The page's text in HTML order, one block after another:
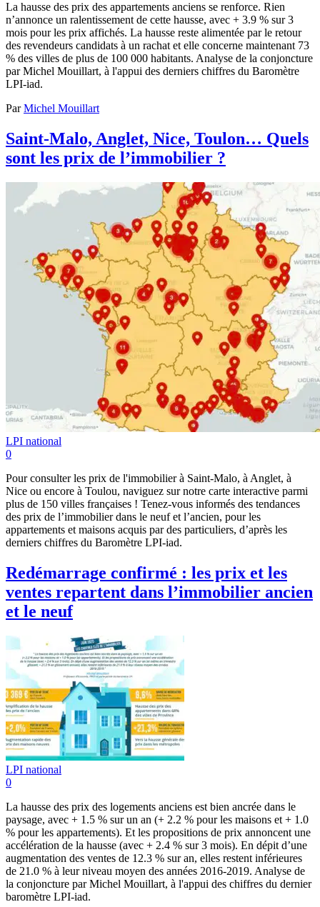
La hausse des prix des appartements anciens se renforce. Rien
n’annonce un ralentissement de cette hausse, avec + 3.9 % sur 3
mois pour les prix affichés. La hausse reste alimentée par le retour
des revendeurs candidats à un rachat et elle concerne maintenant 73
% des villes de plus de 100 000 habitants. Analyse de la conjoncture
par Michel Mouillart, à l'appui des derniers chiffres du Baromètre
LPI-iad.
ParMichel Mouillart
Saint-Malo, Anglet, Nice, Toulon… Quels
sont les prix de l’immobilier ?
LPI national
0
Pour consulter les prix de l'immobilier à Saint-Malo, à Anglet, à
Nice ou encore à Toulou, naviguez sur notre carte interactive parmi
plus de 150 villes françaises ! Tenez-vous informés des tendances
des prix de l’immobilier dans le neuf et l’ancien, pour les
appartements et maisons acquis par des particuliers, d’après les
derniers chiffres du Baromètre LPI-iad.
Redémarrage confirmé : les prix et les
ventes repartent dans l’immobilier ancien
et le neuf
LPI national
0
La hausse des prix des logements anciens est bien ancrée dans le
paysage, avec + 1.5 % sur un an (+ 2.2 % pour les maisons et + 1.0
% pour les appartements). Et les propositions de prix annoncent une
accélération de la hausse (avec + 2.4 % sur 3 mois). En dépit d’une
augmentation des ventes de 12.3 % sur an, elles restent inférieures
de 21.0 % à leur niveau moyen des années 2016-2019. Analyse de
la conjoncture par Michel Mouillart, à l'appui des chiffres du dernier
baromètre LPI-iad.